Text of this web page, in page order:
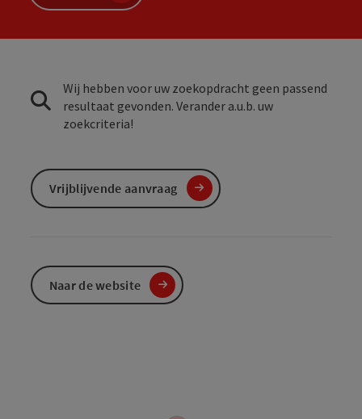
Wij hebben voor uw zoekopdracht geen passend
resultaat gevonden. Verander a.u.b. uw
zoekcriteria!
Vrijblijvende aanvraag
Naar de website